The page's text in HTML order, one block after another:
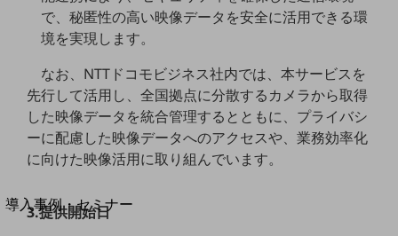
運用保守・故障紛失サポート
回線・ネットワーク
お手続き
導入事例・セミナー
導入事例TOP
で、秘匿性の高い映像データを安全に活用できる環
境を実現します。
なお、NTTドコモビジネス社内では、本サービスを
先行して活用し、全国拠点に分散するカメラから取得
した映像データを統合管理するとともに、プライバシ
ーに配慮した映像データへのアクセスや、業務効率化
に向けた映像活用に取り組んでいます。
3.提供開始日